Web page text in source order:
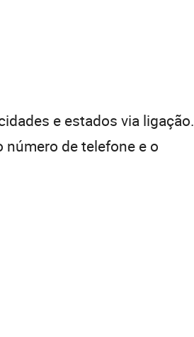
e estados via ligação.
número de telefone e o